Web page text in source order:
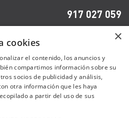
917 027 059
×
cookies
el contenido, los anuncios y
compartimos información sobre su
socios de publicidad y análisis,
otra información que les haya
a partir del uso de sus